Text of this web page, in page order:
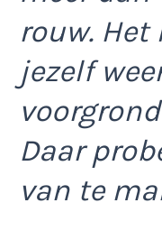
rouw.
jezelf
Daar
van te